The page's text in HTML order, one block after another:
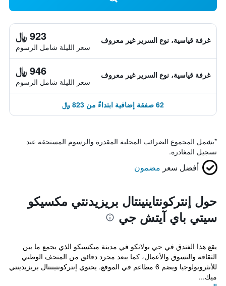
غرفة قياسية، نوع السرير غير معروف 923 ﷼
سعر الليلة شامل الرسوم
غرفة قياسية، نوع السرير غير معروف 946 ﷼
سعر الليلة شامل الرسوم
62 صفقة إضافية ابتداءً من 823 ﷼
*يشمل المجموع الضرائب المحلية المقدرة والرسوم المستحقة عند
تسجيل المغادرة.
أفضل سعر مضمون
حول إنتركونتاينينتال بريزيدنتي مكسيكو
سيتي باي آيتش جي
يقع هذا الفندق في حي بولانكو في مدينة ميكسيكو الذي يجمع ما بين
الثقافة والتسوق والأعمال، كما يبعد مجرد دقائق من المتحف الوطني
للأنثروبولوجيا ويضم 6 مطاعم في الموقع. يحتوي إنتركونتيننتال بريزيدينتي
ميك...